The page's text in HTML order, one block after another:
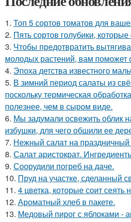
1. Топ 5 сортов томатов для
2. Пять сортов голубики, которые
3. Чтобы предотвратить
молодых растений, вам поможет
4. Эпоха детства известного
5. В зимний период салаты из
поскольку термическая
полезнее, чем в сыром виде.
6. Мы задумали освежить облик
избушки, для чего обшили ее
7. Нежный салат на праздничный
8. Салат аристократ.
9. Соорудили погреб на даче.
10. Пруд на участке, сделанный
11. 4 цветка, которые соит сеять
12. Ароматный хлеб в пакете.
13. Медовый пирог с яблоками -